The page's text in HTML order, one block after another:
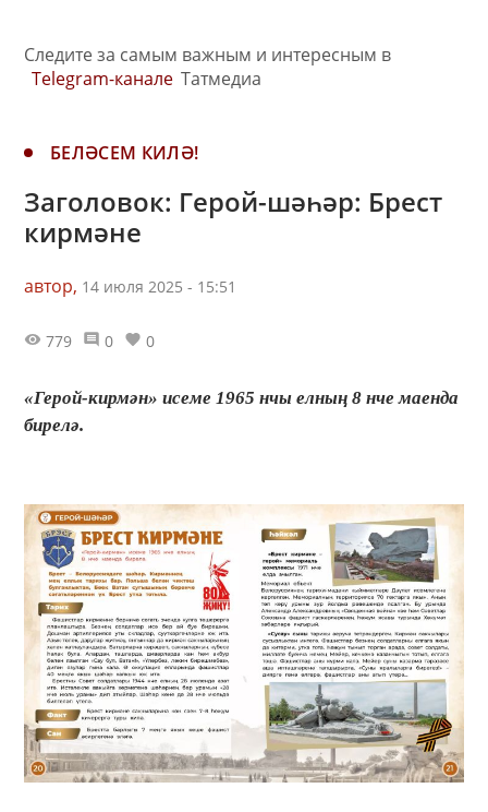
Следите за самым важным и интересным в
Telegram-канале Татмедиа
БЕЛӘСЕМ КИЛӘ!
Заголовок: Герой-шәһәр: Брест
кирмәне
автор, 14 июля 2025 - 15:51
779 0 0
«Герой-кирмән» исеме 1965 нчы елның 8 нче маенда
бирелә.